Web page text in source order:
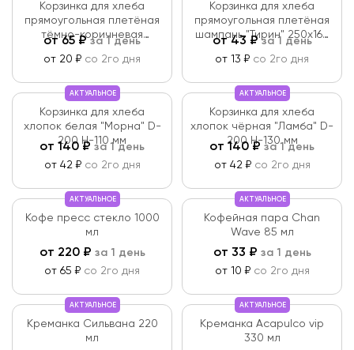
Корзинка для хлеба
прямоугольная плетёная
тёмно-коричневая
"Торфин" 230х150 Н-70 мм.
от65 ₽за 1 день
от 20 ₽ со 2го дня
Корзинка для хлеба
прямоугольная плетёная
шампань "Тирин" 250х160
от43 ₽за 1 день
от 13 ₽ со 2го дня
АКТУАЛЬНОЕ
Корзинка для хлеба
хлопок белая "Морна" D-
200 Н-110 мм
от 140 ₽ за 1 день
от 42 ₽ со 2го дня
АКТУАЛЬНОЕ
Корзинка для хлеба
хлопок чёрная "Ламба" D-
200 Н-130 мм
от 140₽ за 1 день
от 42 ₽ со 2го дня
АКТУАЛЬНОЕ
Кофе пресс стекло 1000
мл
от 220₽ за 1 день
от 65 ₽ со 2го дня
АКТУАЛЬНОЕ
Кофейная пара Chan
Wave 85 мл
от 33 ₽ за 1 день
от 10 ₽ со 2го дня
АКТУАЛЬНОЕ
Креманка Сильвана 220
мл
АКТУАЛЬНОЕ
Креманка Acapulco vip
330 мл